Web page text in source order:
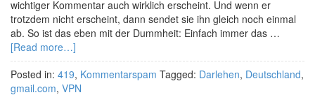
wichtiger Kommentar auch wirklich erscheint. Und wenn er
trotzdem nicht erscheint, dann sendet sie ihn gleich noch einmal
ab. So ist das eben mit der Dummheit: Einfach immer das …
[Read more…]
Posted in: 419, Kommentarspam Tagged: Darlehen, Deutschland,
gmail.com, VPN